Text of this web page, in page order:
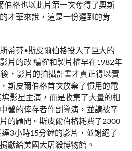
伯格也以此片第一次奪得了奧斯
才華來說，這是一份遲到的肯
蒂芬•斯皮爾伯格投入了巨大的
片的改 編權和製片權早在1982年
，影片的拍攝計畫才真正得以實
斯皮爾伯格首次放棄了慣用的電
影星主演，而是收集了大量的相
營的倖存者作副導演，並請被辛
的顧問。斯皮爾伯格耗費了2300
3小時15分鐘的影片，並謝絕了
獻給美國大屠殺博物館。